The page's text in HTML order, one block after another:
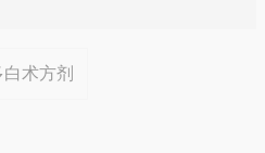
10克，洗净，与鲈鱼一同
白术方剂